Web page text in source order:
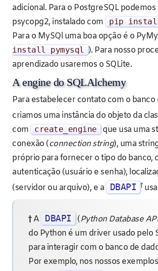
adicional. Para o PostgreSQL podemos
psycopg2, instalado com
pip install
Para o MySQl uma boa opção é o
install pymysql ). Para nosso
aprendizado usaremos o SQLite.
A engine do SQLAlchemy
Para estabelecer contato com o banco
criamos uma instância do objeto da
com create_engine
que usa uma
conexão (connection string), uma
próprio para fornecer o tipo do banco,
autenticação (usuário e senha),
(servidor ou arquivo), e a
DBAPI †
†A DBAPI (Python Database
do Python é um driver usado pelo
para interagir com o banco de
Por exemplo, nos nossos